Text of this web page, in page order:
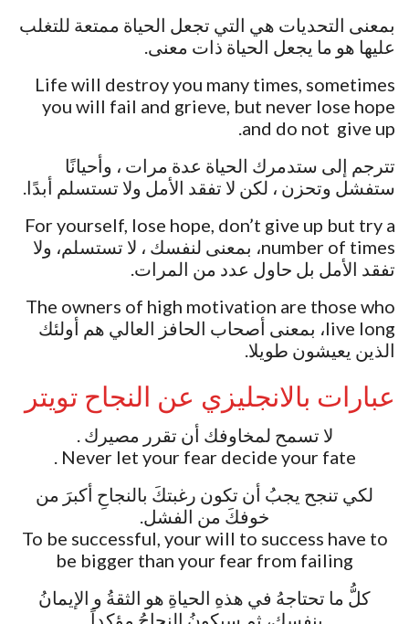
بمعنى التحديات هي التي تجعل الحياة ممتعة للتغلب
عليها هو ما يجعل الحياة ذات معنى.
Life will destroy you many times, sometimes
you will fail and grieve, but never lose hope
and do not give up.
تترجم إلى ستدمرك الحياة عدة مرات ، وأحيانًا
ستفشل وتحزن ، لكن لا تفقد الأمل ولا تستسلم أبدًا.
For yourself, lose hope, don’t give up but try a
number of times، بمعنى لنفسك ، لا تستسلم، ولا
تفقد الأمل بل حاول عدد من المرات.
The owners of high motivation are those who
live long، بمعنى أصحاب الحافز العالي هم أولئك
الذين يعيشون طويلا.
عبارات بالانجليزي عن النجاح تويتر
لا تسمح لمخاوفك أن تقرر مصيرك .
Never let your fear decide your fate .
لكي تنجح يجبُ أن تكون رغبتكَ بالنجاحِ أكبرَ من
خوفكَ من الفشل.
To be successful, your will to success have to
be bigger than your fear from failing
كلُّ ما تحتاجهُ في هذهِ الحياةِ هو الثقةُ و الإيمانُ